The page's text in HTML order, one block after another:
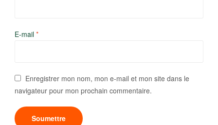
E-mail *
Enregistrer mon nom, mon e-mail et mon site dans le
navigateur pour mon prochain commentaire.